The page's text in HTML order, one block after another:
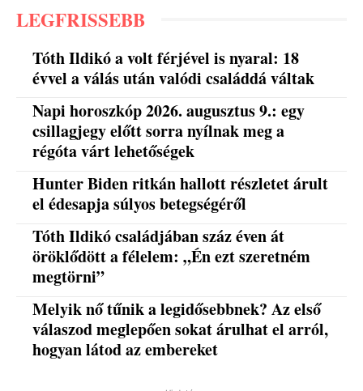
LEGFRISSEBB
Tóth Ildikó a volt férjével is nyaral: 18
évvel a válás után valódi családdá váltak
Napi horoszkóp 2026. augusztus 9.: egy
csillagjegy előtt sorra nyílnak meg a
régóta várt lehetőségek
Hunter Biden ritkán hallott részletet árult
el édesapja súlyos betegségéről
Tóth Ildikó családjában száz éven át
öröklődött a félelem: „Én ezt szeretném
megtörni”
Melyik nő tűnik a legidősebbnek? Az első
válaszod meglepően sokat árulhat el arról,
hogyan látod az embereket